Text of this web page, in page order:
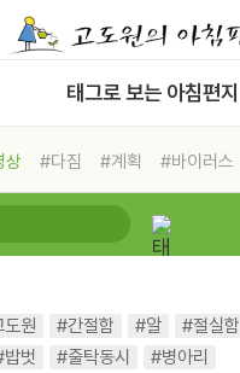
태그로 보는 아침편지
상 #다짐 #계획 #바이러스
독서캠프 #삶
#친구 #링컨학교
원 #간절함 #알 #절실함
벗 #줄탁동시 #병아리